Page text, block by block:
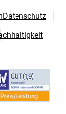
Datenschutz